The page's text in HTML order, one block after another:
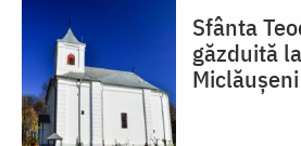
Sfânta
găzduită
Miclăușeni